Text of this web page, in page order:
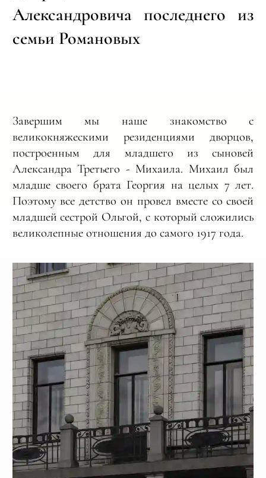
Александровича последнего из
семьи Романовых
Завершим мы наше знакомство с
великокняжескими резиденциями дворцов,
построенным для младшего из сыновей
Александра Третьего - Михаила. Михаил был
младше своего брата Георгия на целых 7 лет.
Поэтому все детство он провел вместе со своей
младшей сестрой Ольгой, с который сложились
великолепные отношения до самого 1917 года.